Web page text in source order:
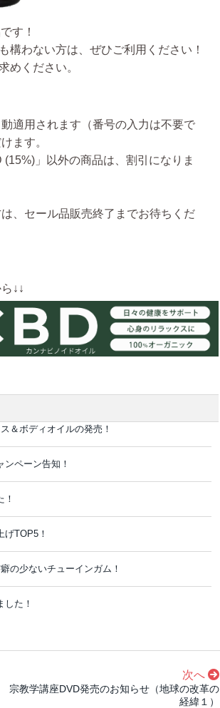
す！
構わない方は、ぜひご利用ください！
めください。
適用されます（番号の入力は不要で
ます。
」以外の商品は、割引になりま
、セール品販売終了までお待ちくだ
↓↓
＆ボディオイルの発売！
ンペーン告知！
！
げTOP5！
の少ないチューインガム！
した！
次へ
宗教学講座DVD発売のお知らせ（地球の改革の
経緯１）